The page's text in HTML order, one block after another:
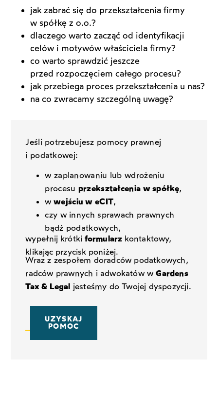
jak zabrać się do przekształcenia firmy
w spółkę z o.o.?
dlaczego warto zacząć od identyfikacji
celów i motywów właściciela firmy?
co warto sprawdzić jeszcze
przed rozpoczęciem całego procesu?
jak przebiega proces przekształcenia u nas?
na co zwracamy szczególną uwagę?
Jeśli potrzebujesz pomocy prawnej
i podatkowej:
w zaplanowaniu lub wdrożeniu
procesu przekształcenia w spółkę,
w wejściu w eCIT,
czy w innych sprawach prawnych
bądź podatkowych,
wypełnij krótki formularzkontaktowy,
klikając przycisk poniżej.
Wraz z zespołem doradców podatkowych,
radców prawnych i adwokatów wGardens
Tax & Legal jesteśmy do Twojej dyspozycji.
UZYSKAJ
POMOC